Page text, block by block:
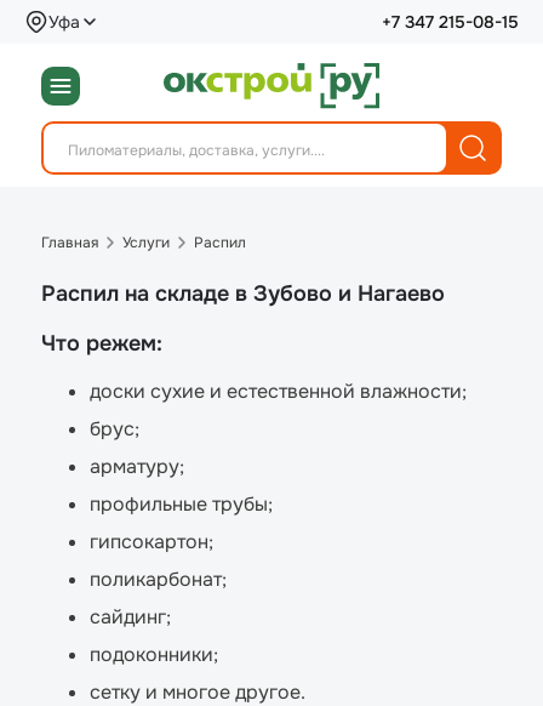
Уфа +7 347 215-08-15
Главная Услуги Распил
Распил на складе в Зубово и Нагаево
Что режем:
доски сухие и естественной влажности;
брус;
арматуру;
профильные трубы;
гипсокартон;
поликарбонат;
сайдинг;
подоконники;
сетку и многое другое.